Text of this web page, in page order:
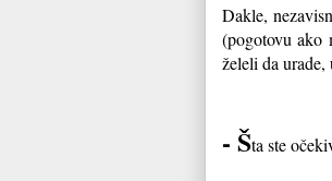
Dakle,
(pogotovu ako
želeli da urade,
- Šta ste